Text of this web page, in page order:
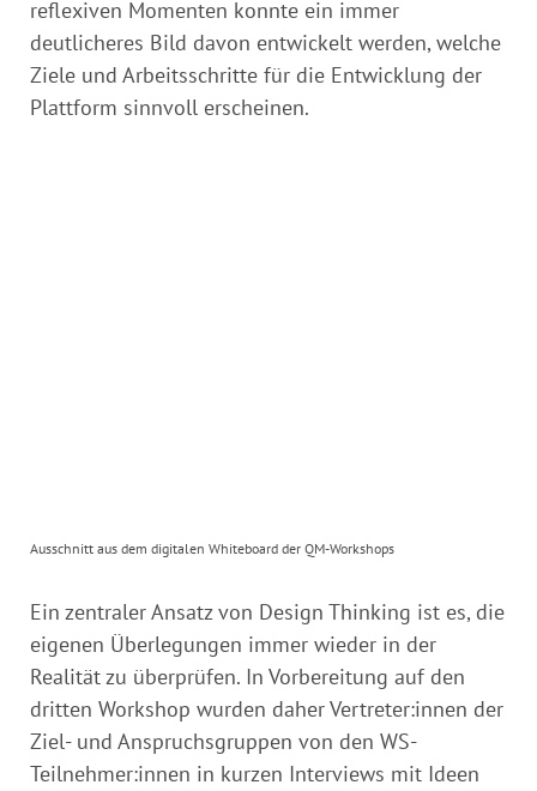
reflexiven Momenten konnte ein immer
deutlicheres Bild davon entwickelt werden, welche
Ziele und Arbeitsschritte für die Entwicklung der
Plattform sinnvoll erscheinen.
Ausschnitt aus dem digitalen Whiteboard der QM-Workshops
Ein zentraler Ansatz von Design Thinking ist es, die
eigenen Überlegungen immer wieder in der
Realität zu überprüfen. In Vorbereitung auf den
dritten Workshop wurden daher Vertreter:innen der
Ziel- und Anspruchsgruppen von den WS-
Teilnehmer:innen in kurzen Interviews mit Ideen